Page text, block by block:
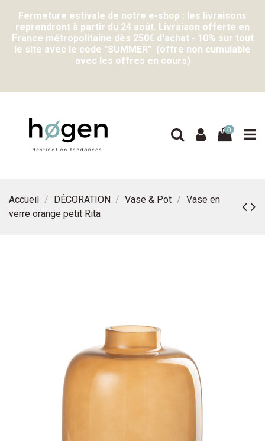
Fermeture estivale de notre e-shop : les livraisons
reprendront à partir du 24 août. Livraison offerte en
France métropolitaine dès 250€ d'achat - 10% sur tout
le site avec le code "SUMMER" (offre non cumulable
avec les offres en cours)
0
Accueil DÉCORATION Vase & Pot
Vase en
verre orange petit Rita